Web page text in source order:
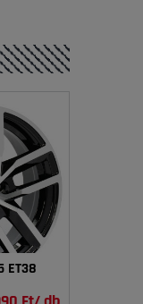
ET38